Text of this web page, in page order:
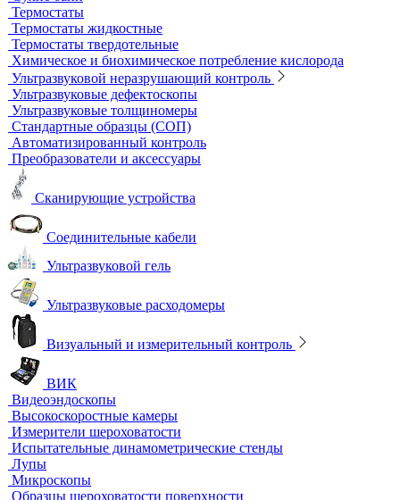
Термостаты, бани и инкубаторы
Бани
Бани серологические
Водяные бани
Инкубаторы
Масляные бани
Песчаные бани
Сухие бани
Термостаты
Термостаты жидкостные
Термостаты твердотельные
Химическое и биохимическое потребление кислорода
Ультразвуковой неразрушающий контроль
Ультразвуковые дефектоскопы
Ультразвуковые толщиномеры
Стандартные образцы (СОП)
Автоматизированный контроль
Преобразователи и аксессуары
Сканирующие устройства
Ультразвуковой гель
Ультразвуковые расходомеры